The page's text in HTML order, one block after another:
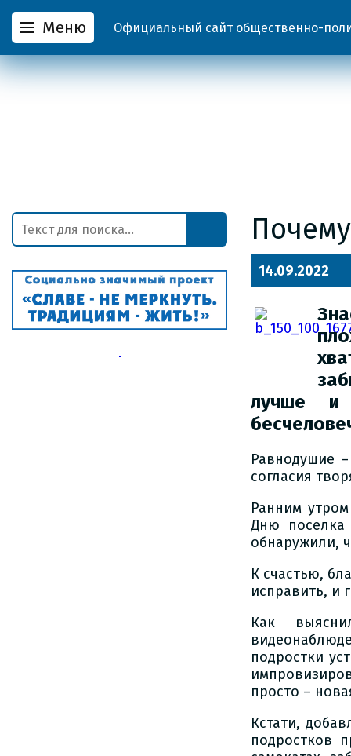
Меню Официальный сайт общественно-
14.09.2022
лучше и
Равнодушие
согласия
Ранним
Дню поселка
обнаружили,
К счастью,
исправить, и
Как
подростки
просто –
Кстати,
подростков